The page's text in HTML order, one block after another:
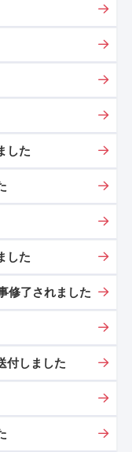
した
した
修了されました
付しました